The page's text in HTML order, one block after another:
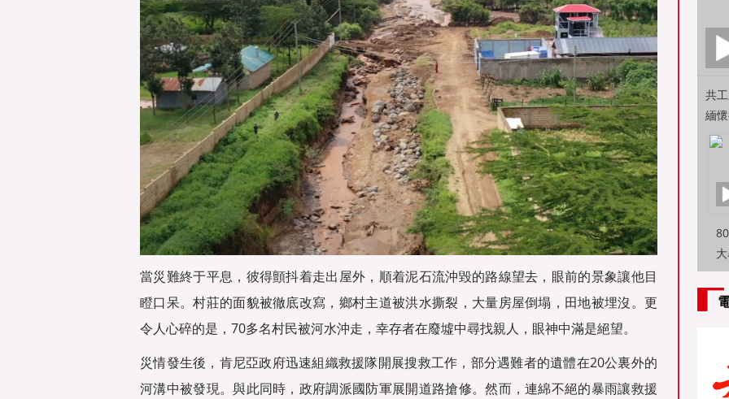
當災難終于平息，彼得顫抖着走出屋外，順着泥石流沖毀的路線望去，眼前的景象讓他目
瞪口呆。村莊的面貌被徹底改寫，鄉村主道被洪水撕裂，大量房屋倒塌，田地被埋沒。更
令人心碎的是，70多名村民被河水沖走，幸存者在廢墟中尋找親人，眼神中滿是絕望。
災情發生後，肯尼亞政府迅速組織救援隊開展搜救工作，部分遇難者的遺體在20公裏外的
河溝中被發現。與此同時，政府調派國防軍展開道路搶修。然而，連綿不絕的暴雨讓救援
共
緬